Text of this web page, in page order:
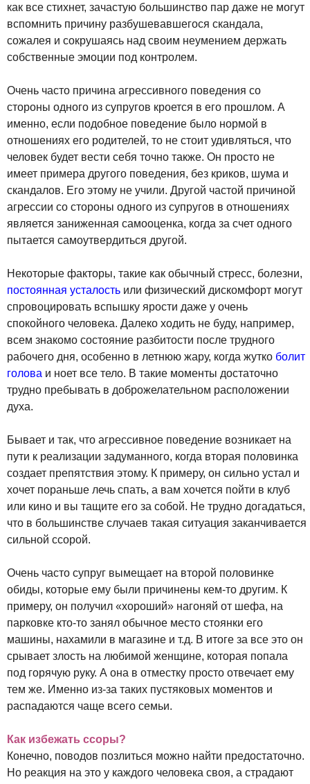
как все стихнет, зачастую большинство пар даже не могут
вспомнить причину разбушевавшегося скандала,
сожалея и сокрушаясь над своим неумением держать
собственные эмоции под контролем.
Очень часто причина агрессивного поведения со
стороны одного из супругов кроется в его прошлом. А
именно, если подобное поведение было нормой в
отношениях его родителей, то не стоит удивляться, что
человек будет вести себя точно также. Он просто не
имеет примера другого поведения, без криков, шума и
скандалов. Его этому не учили. Другой частой причиной
агрессии со стороны одного из супругов в отношениях
является заниженная самооценка, когда за счет одного
пытается самоутвердиться другой.
Некоторые факторы, такие как обычный стресс, болезни,
постоянная усталость или физический дискомфорт могут
спровоцировать вспышку ярости даже у очень
спокойного человека. Далеко ходить не буду, например,
всем знакомо состояние разбитости после трудного
рабочего дня, особенно в летнюю жару, когда жутко болит
голова и ноет все тело. В такие моменты достаточно
трудно пребывать в доброжелательном расположении
духа.
Бывает и так, что агрессивное поведение возникает на
пути к реализации задуманного, когда вторая половинка
создает препятствия этому. К примеру, он сильно устал и
хочет пораньше лечь спать, а вам хочется пойти в клуб
или кино и вы тащите его за собой. Не трудно догадаться,
что в большинстве случаев такая ситуация заканчивается
сильной ссорой.
Очень часто супруг вымещает на второй половинке
обиды, которые ему были причинены кем-то другим. К
примеру, он получил «хороший» нагоняй от шефа, на
парковке кто-то занял обычное место стоянки его
машины, нахамили в магазине и т.д. В итоге за все это он
срывает злость на любимой женщине, которая попала
под горячую руку. А она в отместку просто отвечает ему
тем же. Именно из-за таких пустяковых моментов и
распадаются чаще всего семьи.
Как избежать ссоры?
Конечно, поводов позлиться можно найти предостаточно.
Но реакция на это у каждого человека своя, а страдают